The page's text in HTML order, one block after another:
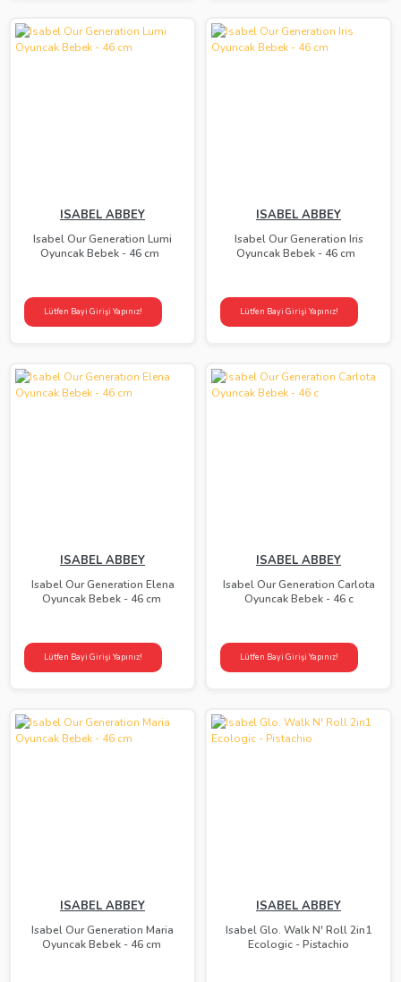
ISABEL ABBEY
Isabel Our Generation Lumi
Oyuncak Bebek - 46 cm
Lütfen Bayi Girişi Yapınız!
ISABEL ABBEY
Isabel Our Generation Iris
Oyuncak Bebek - 46 cm
Lütfen Bayi Girişi Yapınız!
ISABEL ABBEY
Isabel Our Generation Elena
Oyuncak Bebek - 46 cm
Lütfen Bayi Girişi Yapınız!
ISABEL ABBEY
Isabel Our Generation Carlota
Oyuncak Bebek - 46 c
Lütfen Bayi Girişi Yapınız!
ISABEL ABBEY
Isabel Our Generation Maria
Oyuncak Bebek - 46 cm
ISABEL ABBEY
Isabel Glo. Walk N' Roll 2in1
Ecologic - Pistachio